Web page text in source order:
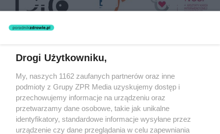
rozpowszechniany lub dalej rozpowszechniany w jakikolwiek sposób
(w tym także elektroniczny lub mechaniczny) na jakimkolwiek polu
eksploatacji w jakiejkolwiek formie, włącznie z umieszczaniem w
Internecie bez pisemnej zgody właściciela praw. Jakiekolwiek użycie
lub wykorzystanie utworów w całości lub w części z naruszeniem
prawa, tzn. bez właściwej zgody, jest zabronione pod groźbą kary i
może być ścigane prawnie.
Drogi Użytkowniku,
My, naszych 1162 zaufanych partnerów oraz inne
podmioty z Grupy ZPR Media uzyskujemy dostęp i
przechowujemy informacje na urządzeniu oraz
przetwarzamy dane osobowe, takie jak unikalne
identyfikatory, standardowe informacje wysyłane przez
urządzenie czy dane przeglądania w celu zapewniania